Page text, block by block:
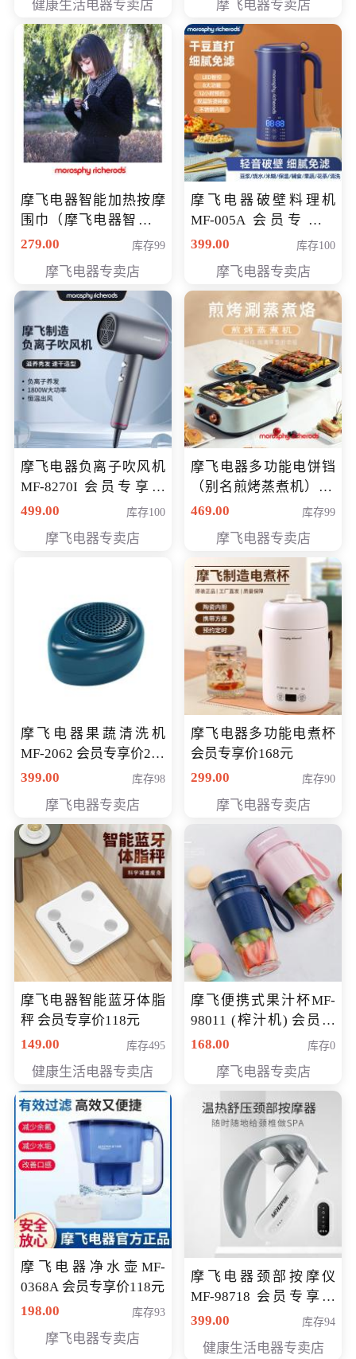
健康生活电器专卖店 摩飞电器专卖店
摩飞电器智能加热按摩
围巾（摩飞电器智能加
热按摩围脖） 会员专享
279.00 库存99
摩飞电器专卖店
摩飞电器破壁料理机
MF-005A 会员专享价
198元
399.00 库存100
摩飞电器专卖店
摩飞电器负离子吹风机
MF-8270I 会员专享价
369元
499.00 库存100
摩飞电器专卖店
摩飞电器多功能电饼铛
（别名煎烤蒸煮机） 型
号MF-8888B 会员专享
469.00 库存99
摩飞电器专卖店
摩飞电器果蔬清洗机
MF-2062 会员专享价268
元
399.00 库存98
摩飞电器专卖店
摩飞电器多功能电煮杯
会员专享价168元
299.00
库存90
摩飞电器专卖店
摩飞电器智能蓝牙体脂
秤 会员专享价118元
149.00
库存495
健康生活电器专卖店
摩飞便携式果汁杯MF-
98011 (榨汁机) 会员专
享价138元
168.00 库存0
摩飞电器专卖店
摩飞电器净水壶MF-
0368A 会员专享价118元
198.00
库存93
摩飞电器专卖店
摩飞电器颈部按摩仪
MF-98718 会员专享价
299元
399.00 库存94
健康生活电器专卖店